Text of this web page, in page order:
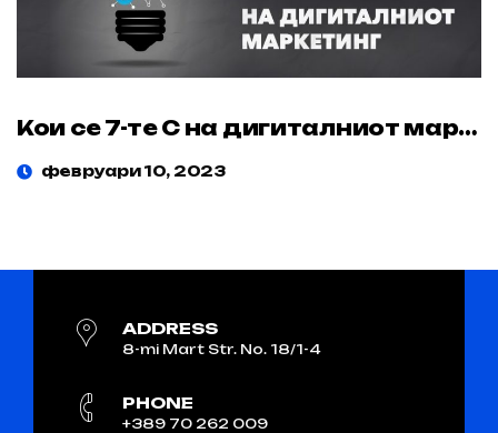
Кои се 7-те C на дигиталниот маркетинг и како ефикасно да ги имплементирате?
февруари 10, 2023
ADDRESS
8-mi Mart Str. No. 18/1-4
PHONE
+389 70 262 009